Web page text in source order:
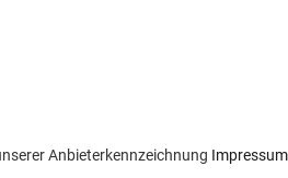
Anbieterkennzeichnung Impressum